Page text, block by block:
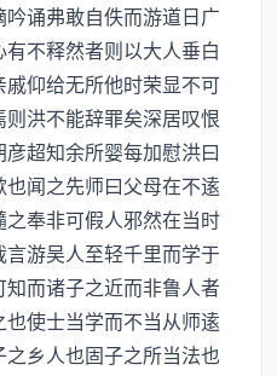
诵弗敢自佚而游道日广
不释然者则以大人垂白
仰给无所他时荣显不可
洪不能辞罪矣深居叹恨
超知余所婴每加慰洪曰
闻之先师曰父母在不逺
奉非可假人邪然在当时
游吴人至轻千里而学于
而诸子之近而非鲁人者
使士当学而不当从师逺
乡人也固子之所当法也